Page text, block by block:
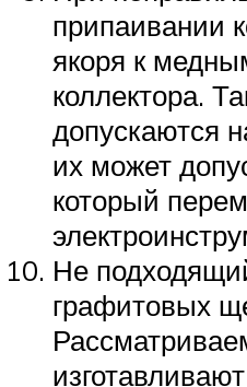
припаивании
якоря к
коллектора.
допускаются
их может
который
Не
графитовых